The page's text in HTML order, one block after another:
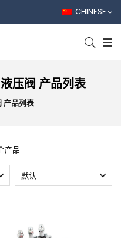
CHINESE
压阀 产品列表
产品列表
产品